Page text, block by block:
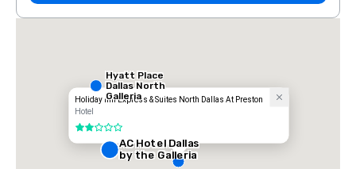
Holiday Inn Express & Suites North Dallas At Preston
Hotel
2 van 5
AC Hotel Dallas
by the Galleria
Hyatt Place
Dallas North
Galleria